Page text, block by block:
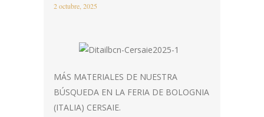
2 octubre, 2025
MÁS MATERIALES DE NUESTRA
BÚSQUEDA EN LA FERIA DE BOLOGNIA
(ITALIA) CERSAIE.